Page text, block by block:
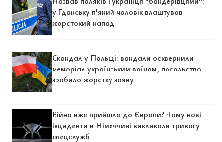
у Гданську п'яний чоловік влаштував
жорстокий напад
Скандал у Польщі: вандали осквернили
меморіал українським воїнам, посольство
зробило жорстку заяву
Війна вже прийшла до Європи? Чому нові
інциденти в Німеччині викликали тривогу
спецслужб